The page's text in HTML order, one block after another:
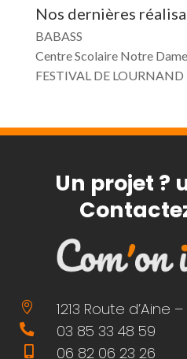
Nos dernières
BABASS
Centre Scolaire Notre
FESTIVAL DE LOURNAND
Un projet ?
 1213 Route d’Aine –
 03 85 33 48 59
 06 82 06 23 26